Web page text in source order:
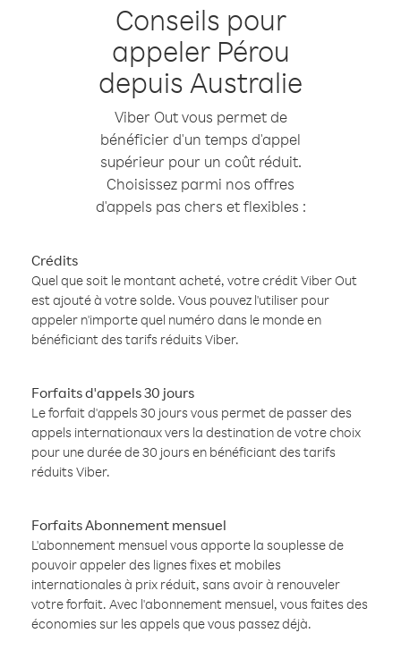
Conseils pour
appeler Pérou
depuis Australie
Viber Out vous permet de
bénéficier d'un temps d'appel
supérieur pour un coût réduit.
Choisissez parmi nos offres
d'appels pas chers et flexibles :
Crédits
Quel que soit le montant acheté, votre crédit Viber Out
est ajouté à votre solde. Vous pouvez l'utiliser pour
appeler n'importe quel numéro dans le monde en
bénéficiant des tarifs réduits Viber.
Forfaits d'appels 30 jours
Le forfait d'appels 30 jours vous permet de passer des
appels internationaux vers la destination de votre choix
pour une durée de 30 jours en bénéficiant des tarifs
réduits Viber.
Forfaits Abonnement mensuel
L'abonnement mensuel vous apporte la souplesse de
pouvoir appeler des lignes fixes et mobiles
internationales à prix réduit, sans avoir à renouveler
votre forfait. Avec l'abonnement mensuel, vous faites des
économies sur les appels que vous passez déjà.